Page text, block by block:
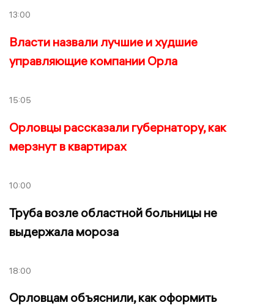
13:00
Власти назвали лучшие и худшие
управляющие компании Орла
15:05
Орловцы рассказали губернатору, как
мерзнут в квартирах
10:00
Труба возле областной больницы не
выдержала мороза
18:00
Орловцам объяснили, как оформить